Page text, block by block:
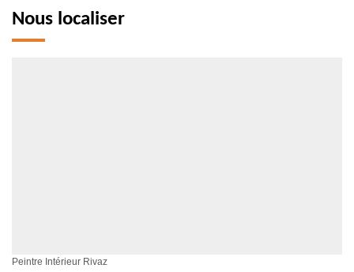
Nous localiser
Peintre Intérieur Rivaz